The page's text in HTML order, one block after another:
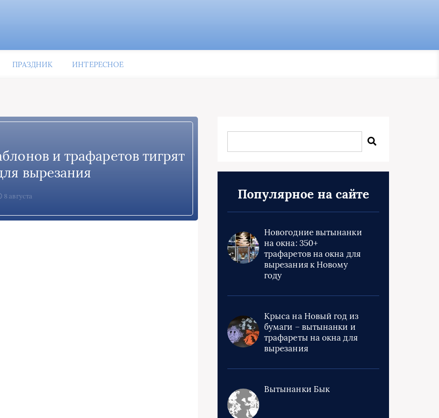
ПРАЗДНИК ИНТЕРЕСНОЕ
и трафаретов тигрят
вырезания
8 августа Популярное на сайте
Новогодние вытынанки
на окна: 350+
трафаретов на окна для
вырезания к Новому
году
Крыса на Новый год из
бумаги – вытынанки и
трафареты на окна для
вырезания
Вытынанки Бык